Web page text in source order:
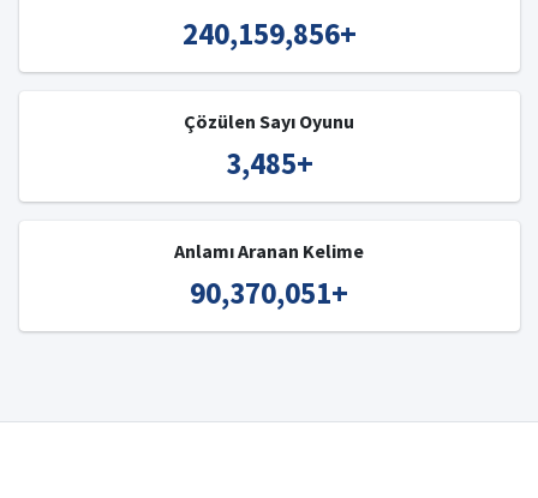
240,159,856+
Çözülen Sayı Oyunu
3,485+
Anlamı Aranan Kelime
90,370,051+